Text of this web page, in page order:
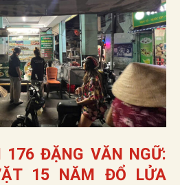
176 ĐẶNG VĂN NGỮ:
15 NĂM ĐỔ LỬA